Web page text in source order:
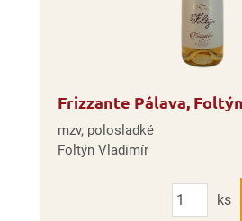
Frizzante Pálava, Foltýn
mzv, polosladké
Foltýn Vladimír
Počet
ks